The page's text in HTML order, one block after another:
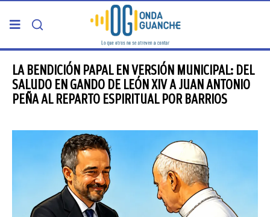
PORTADA
TELDE
GRAN CANARIA
5ª COLUMNA
LA BENDICIÓN PAPAL EN VERSIÓN MUNICIPAL: DEL
SALUDO EN GANDO DE LEÓN XIV A JUAN ANTONIO
PEÑA AL REPARTO ESPIRITUAL POR BARRIOS